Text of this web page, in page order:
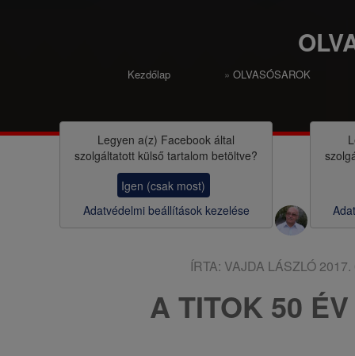
o
Kezdőlap OLVASÓSAROK
Legyen a(z) Facebook által
szolgáltatott külső tartalom betöltve?
Igen (csak most)
Adatvédelmi beállítások kezelése
ÍRTA: VAJDA LÁSZLÓ 2017.
A TITOK 50